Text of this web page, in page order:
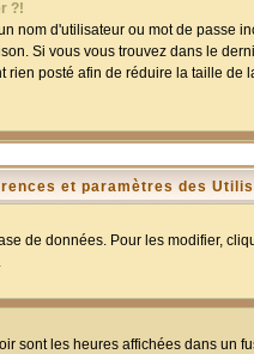
?!
nom d'utilisateur ou mot de passe
Si vous vous trouvez dans le
posté afin de réduire la taille
et paramètres des
de données. Pour les modifier,
sont les heures affichées dans un